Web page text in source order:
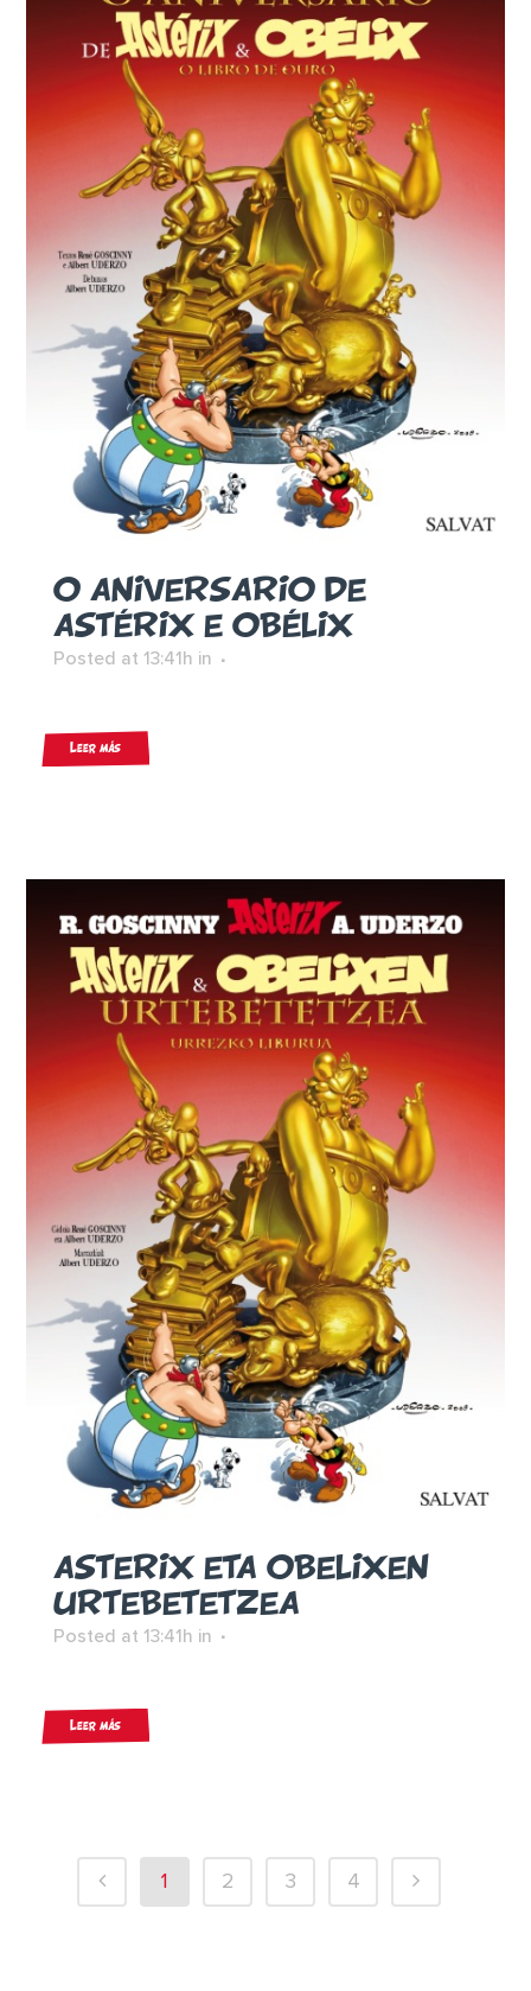
O ANIVERSARIO DE
ASTÉRIX E OBÉLIX
Posted at 13:41h in
Leer más
ASTERIX ETA OBELIXEN
URTEBETETZEA
Posted at 13:41h in
Leer más
1 2 3 4